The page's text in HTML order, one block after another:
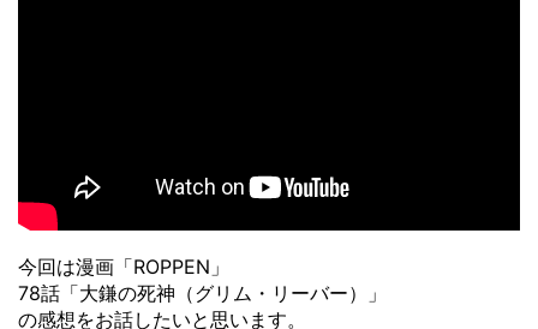
今回は漫画「ROPPEN」
78話「大鎌の死神（グリム・リーバー）」
の感想をお話したいと思います。